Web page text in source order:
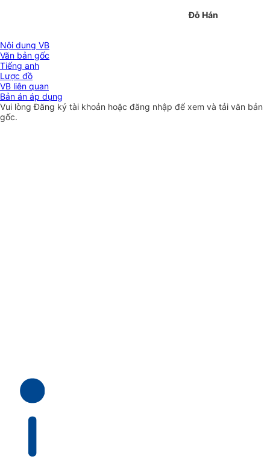
Đỗ Hán
Nội dung VB
Văn bản gốc
Tiếng anh
Lược đồ
VB liên quan
Bản án áp dụng
Vui lòngĐăng ký tài khoản hoặc đăng nhập để xem và tải văn bản
gốc.